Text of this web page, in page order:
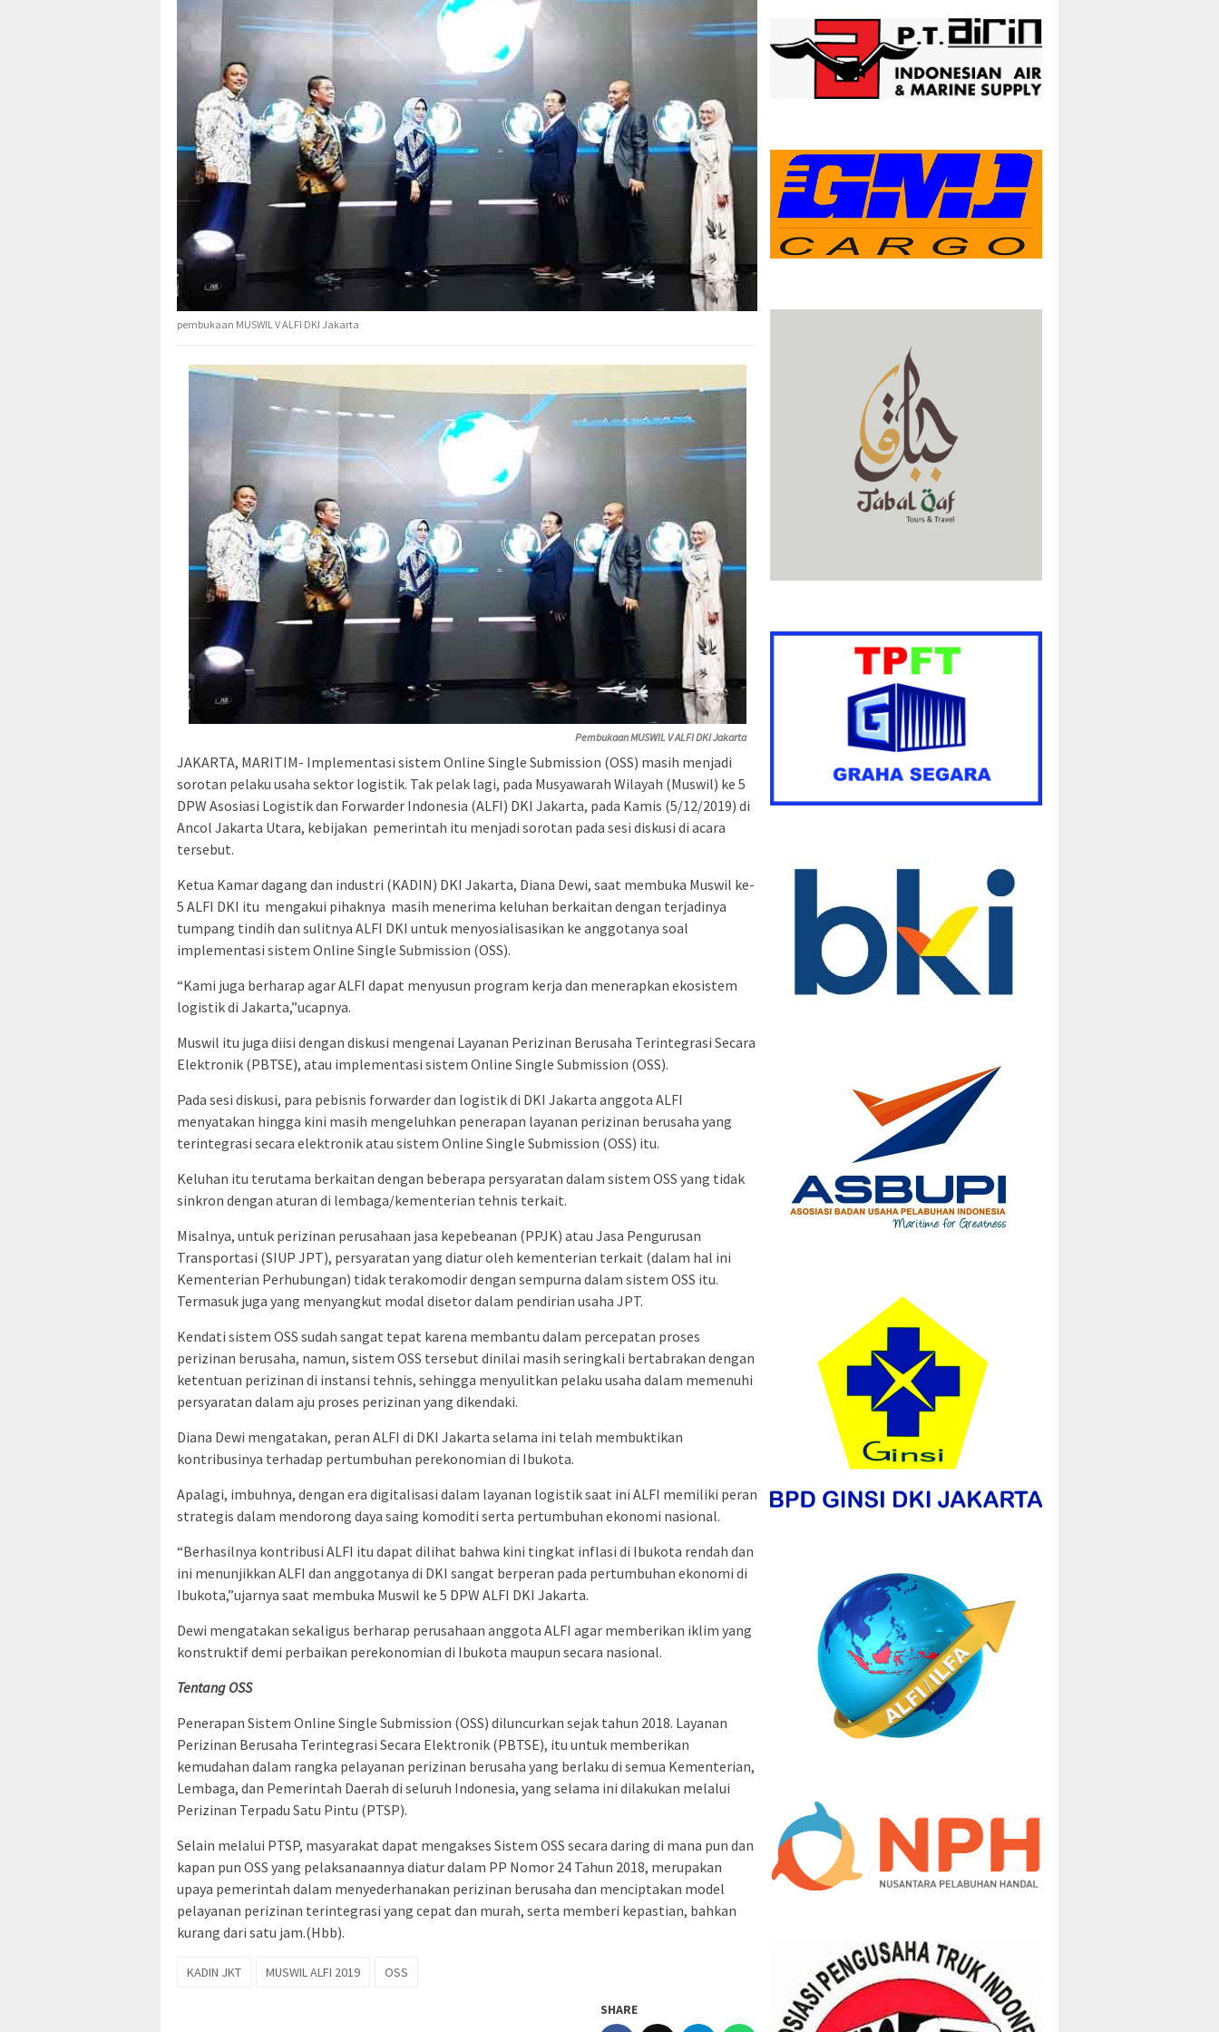
pembukaan MUSWIL V ALFI DKI Jakarta
Pembukaan MUSWIL V ALFI DKI Jakarta
JAKARTA, MARITIM- Implementasi sistem Online Single Submission (OSS) masih menjadi
sorotan pelaku usaha sektor logistik. Tak pelak lagi, pada Musyawarah Wilayah (Muswil) ke 5
DPW Asosiasi Logistik dan Forwarder Indonesia (ALFI) DKI Jakarta, pada Kamis (5/12/2019) di
Ancol Jakarta Utara, kebijakan pemerintah itu menjadi sorotan pada sesi diskusi di acara
tersebut.
Ketua Kamar dagang dan industri (KADIN) DKI Jakarta, Diana Dewi, saat membuka Muswil ke-
5 ALFI DKI itu mengakui pihaknya masih menerima keluhan berkaitan dengan terjadinya
tumpang tindih dan sulitnya ALFI DKI untuk menyosialisasikan ke anggotanya soal
implementasi sistem Online Single Submission (OSS).
“Kami juga berharap agar ALFI dapat menyusun program kerja dan menerapkan ekosistem
logistik di Jakarta,”ucapnya.
Muswil itu juga diisi dengan diskusi mengenai Layanan Perizinan Berusaha Terintegrasi Secara
Elektronik (PBTSE), atau implementasi sistem Online Single Submission (OSS).
Pada sesi diskusi, para pebisnis forwarder dan logistik di DKI Jakarta anggota ALFI
menyatakan hingga kini masih mengeluhkan penerapan layanan perizinan berusaha yang
terintegrasi secara elektronik atau sistem Online Single Submission (OSS) itu.
Keluhan itu terutama berkaitan dengan beberapa persyaratan dalam sistem OSS yang tidak
sinkron dengan aturan di lembaga/kementerian tehnis terkait.
Misalnya, untuk perizinan perusahaan jasa kepebeanan (PPJK) atau Jasa Pengurusan
Transportasi (SIUP JPT), persyaratan yang diatur oleh kementerian terkait (dalam hal ini
Kementerian Perhubungan) tidak terakomodir dengan sempurna dalam sistem OSS itu.
Termasuk juga yang menyangkut modal disetor dalam pendirian usaha JPT.
Kendati sistem OSS sudah sangat tepat karena membantu dalam percepatan proses
perizinan berusaha, namun, sistem OSS tersebut dinilai masih seringkali bertabrakan dengan
ketentuan perizinan di instansi tehnis, sehingga menyulitkan pelaku usaha dalam memenuhi
persyaratan dalam aju proses perizinan yang dikendaki.
Diana Dewi mengatakan, peran ALFI di DKI Jakarta selama ini telah membuktikan
kontribusinya terhadap pertumbuhan perekonomian di Ibukota.
Apalagi, imbuhnya, dengan era digitalisasi dalam layanan logistik saat ini ALFI memiliki peran
strategis dalam mendorong daya saing komoditi serta pertumbuhan ekonomi nasional.
“Berhasilnya kontribusi ALFI itu dapat dilihat bahwa kini tingkat inflasi di Ibukota rendah dan
ini menunjikkan ALFI dan anggotanya di DKI sangat berperan pada pertumbuhan ekonomi di
Ibukota,”ujarnya saat membuka Muswil ke 5 DPW ALFI DKI Jakarta.
Dewi mengatakan sekaligus berharap perusahaan anggota ALFI agar memberikan iklim yang
konstruktif demi perbaikan perekonomian di Ibukota maupun secara nasional.
Tentang OSS
Penerapan Sistem Online Single Submission (OSS) diluncurkan sejak tahun 2018. Layanan
Perizinan Berusaha Terintegrasi Secara Elektronik (PBTSE), itu untuk memberikan
kemudahan dalam rangka pelayanan perizinan berusaha yang berlaku di semua Kementerian,
Lembaga, dan Pemerintah Daerah di seluruh Indonesia, yang selama ini dilakukan melalui
Perizinan Terpadu Satu Pintu (PTSP).
Selain melalui PTSP, masyarakat dapat mengakses Sistem OSS secara daring di mana pun dan
kapan pun OSS yang pelaksanaannya diatur dalam PP Nomor 24 Tahun 2018, merupakan
upaya pemerintah dalam menyederhanakan perizinan berusaha dan menciptakan model
pelayanan perizinan terintegrasi yang cepat dan murah, serta memberi kepastian, bahkan
kurang dari satu jam.(Hbb).
KADIN JKT MUSWIL ALFI 2019 OSS
SHARE